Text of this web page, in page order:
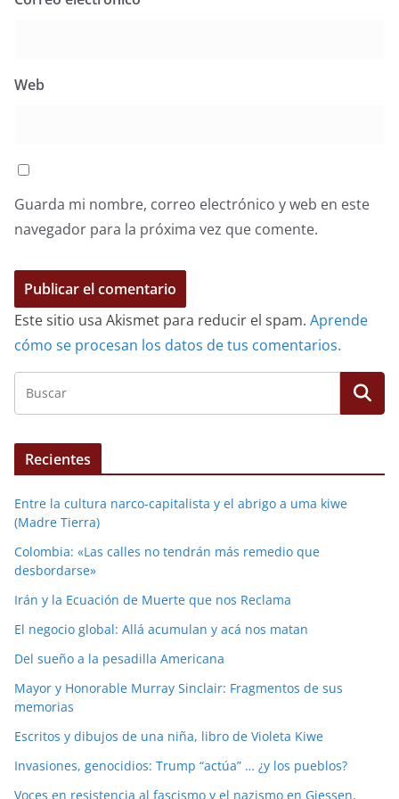
Web
Guarda mi nombre, correo electrónico y web en este
navegador para la próxima vez que comente.
Este sitio usa Akismet para reducir el spam. Aprende
cómo se procesan los datos de tus comentarios.
Recientes
Entre la cultura narco-capitalista y el abrigo a uma kiwe
(Madre Tierra)
Colombia: «Las calles no tendrán más remedio que
desbordarse»
Irán y la Ecuación de Muerte que nos Reclama
El negocio global: Allá acumulan y acá nos matan
Del sueño a la pesadilla Americana
Mayor y Honorable Murray Sinclair: Fragmentos de sus
memorias
Escritos y dibujos de una niña, libro de Violeta Kiwe
Invasiones, genocidios: Trump “actúa” … ¿y los pueblos?
Voces en resistencia al fascismo y el nazismo en Giessen,